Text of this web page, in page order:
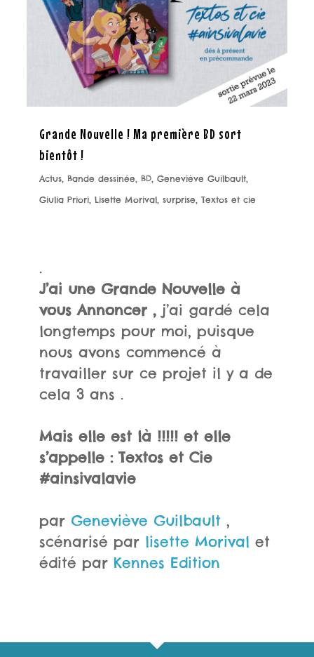
Grande Nouvelle ! Ma première BD sort
bientôt !
Actus Bande dessinée BD ,Geneviève Guilbault
Giulia Priori ,Lisette Morival ,surprise ,Textos et cie
.
J’ai une Grande Nouvelle à
vous Annoncer , j’ai gardé cela
longtemps pour moi, puisque
nous avons commencé à
travailler sur ce projet il y a de
cela 3 ans .
Mais elle est là !!!!! et elle
s’appelle : Textos et Cie
#ainsivalavie
par Geneviève Guilbault ,
scénarisé par lisette Morivalet
édité parKennes Edition